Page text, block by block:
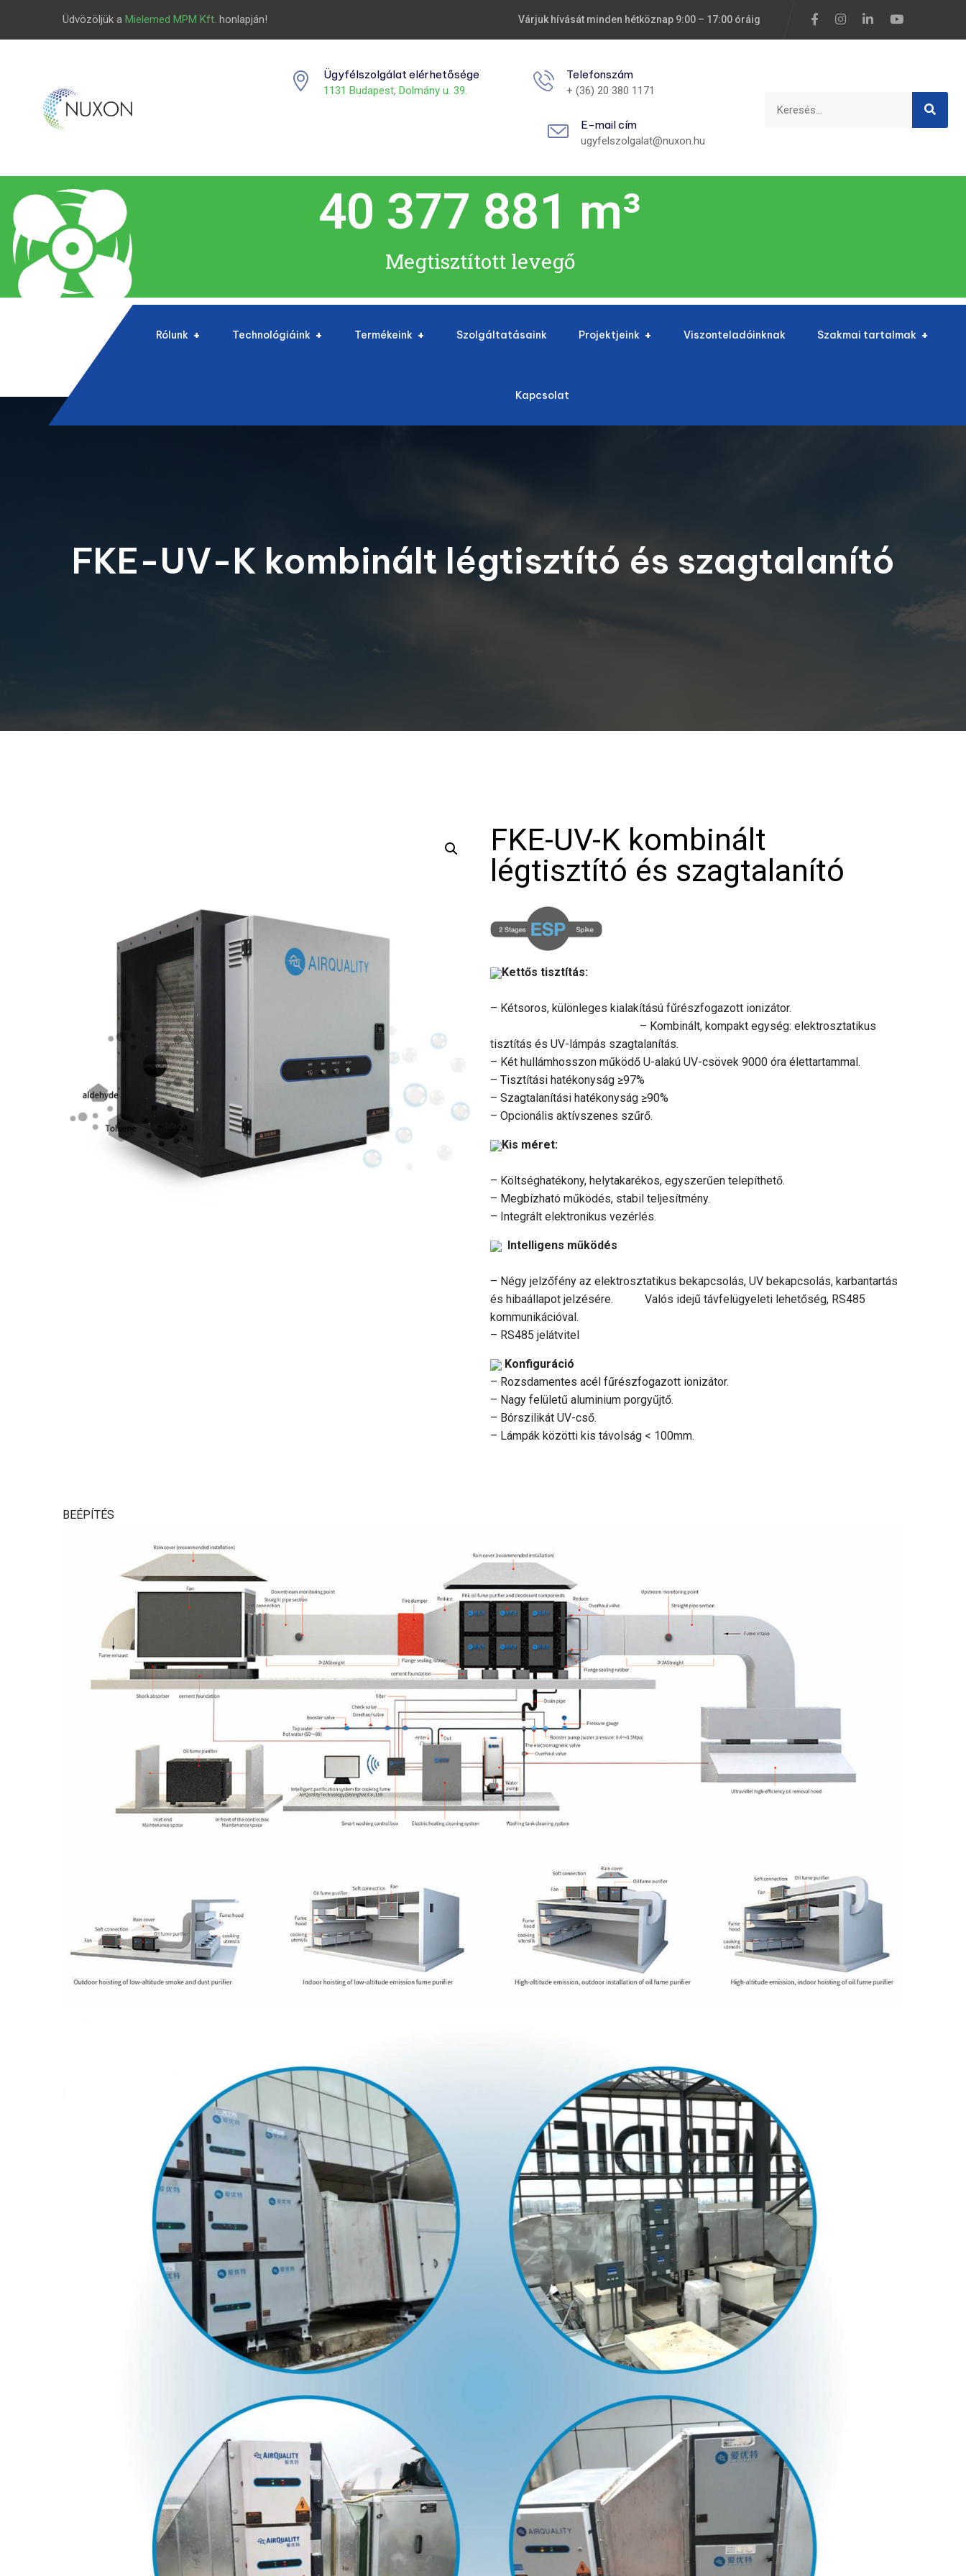
Üdvözöljük a Mielemed MPM Kft. honlapján! Várjuk hívását minden hétköznap 9:00 – 17:00 óráig
Ügyfélszolgálat elérhetősége
1131 Budapest, Dolmány u. 39.
Telefonszám
+ (36) 20 380 1171
E-mail cím
ugyfelszolgalat@nuxon.hu
88 103 490 m³
Megtisztított levegő
Rólunk Technológiáink Termékeink Szolgáltatásaink Projektjeink Viszonteladóinknak Szakmai tartalmak
Kapcsolat
FKE-UV-K kombinált légtisztító és szagtalanító
FKE-UV-K kombinált
légtisztító és szagtalanító
Kettős tisztítás:
– Kétsoros, különleges kialakítású fűrészfogazott ionizátor.
– Kombinált, kompakt egység: elektrosztatikus
tisztítás és UV-lámpás szagtalanítás.
– Két hullámhosszon működő U-alakú UV-csövek 9000 óra élettartammal.
– Tisztítási hatékonyság ≥97%
– Szagtalanítási hatékonyság ≥90%
– Opcionális aktívszenes szűrő.
Kis méret:
– Költséghatékony, helytakarékos, egyszerűen telepíthető.
– Megbízható működés, stabil teljesítmény.
– Integrált elektronikus vezérlés.
Intelligens működés
– Négy jelzőfény az elektrosztatikus bekapcsolás, UV bekapcsolás, karbantartás
és hibaállapot jelzésére. Valós idejű távfelügyeleti lehetőség, RS485
kommunikációval.
– RS485 jelátvitel
Konfiguráció
– Rozsdamentes acél fűrészfogazott ionizátor.
– Nagy felületű aluminium porgyűjtő.
– Bórszilikát UV-cső.
– Lámpák közötti kis távolság < 100mm.
BEÉPÍTÉS